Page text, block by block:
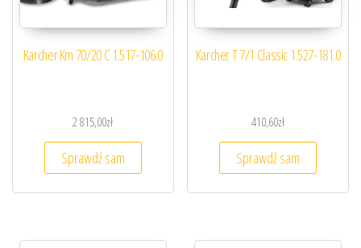
Karcher Km 70/20 C 1.517-106.0
2 815,00zł
Sprawdź sam
Karcher T 7/1 Classic 1.527-181.0
410,60zł
Sprawdź sam